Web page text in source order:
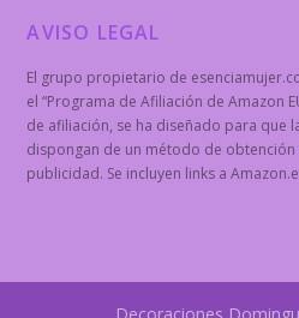
AVISO LEGAL
El grupo propietario de
el “Programa de Afiliación de Amazon
de afiliación, se ha diseñado para que
dispongan de un método de
publicidad. Se incluyen links a